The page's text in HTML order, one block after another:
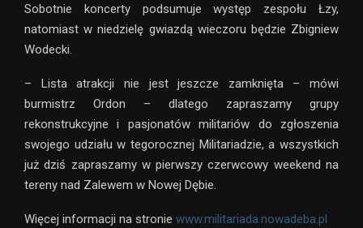
Sobotnie koncerty podsumuje występ zespołu Łzy,
natomiast w niedzielę gwiazdą wieczoru będzie Zbigniew
Wodecki.
– Lista atrakcji nie jest jeszcze zamknięta – mówi
burmistrz Ordon – dlatego zapraszamy grupy
rekonstrukcyjne i pasjonatów militariów do zgłoszenia
swojego udziału w tegorocznej Militariadzie, a wszystkich
już dziś zapraszamy w pierwszy czerwcowy weekend na
tereny nad Zalewem w Nowej Dębie.
Więcej informacji na stronie www.militariada.nowadeba.pl